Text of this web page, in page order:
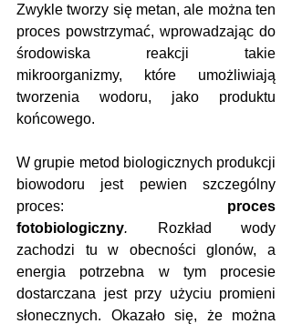
Zwykle tworzy się metan, ale można ten
proces powstrzymać, wprowadzając do
środowiska reakcji takie
mikroorganizmy, które umożliwiają
tworzenia wodoru, jako produktu
końcowego.
W grupie metod biologicznych produkcji
biowodoru jest pewien szczególny
proces: proces
fotobiologiczny. Rozkład wody
zachodzi tu w obecności glonów, a
energia potrzebna w tym procesie
dostarczana jest przy użyciu promieni
słonecznych. Okazało się, że można